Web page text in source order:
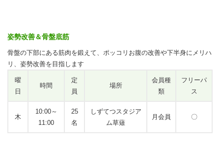
姿勢改善＆骨盤底筋
骨盤の下部にある筋肉を鍛えて、ポッコリお腹の改善や下半身にメリハ
リ、姿勢改善を目指します
曜
日
時間
定
員
場所
会員種
類
フリーパ
ス
木
10:00～
11:00
25
名
しずてつスタジア
ム草薙
月会員 〇